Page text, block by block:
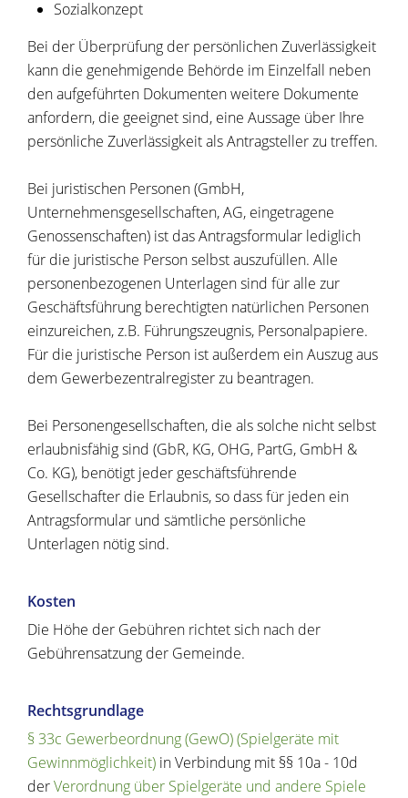
Sozialkonzept
Bei der Überprüfung der persönlichen Zuverlässigkeit
kann die genehmigende Behörde im Einzelfall neben
den aufgeführten Dokumenten weitere Dokumente
anfordern, die geeignet sind, eine Aussage über Ihre
persönliche Zuverlässigkeit als Antragsteller zu treffen.
Bei juristischen Personen (GmbH,
Unternehmensgesellschaften, AG, eingetragene
Genossenschaften) ist das Antragsformular lediglich
für die juristische Person selbst auszufüllen. Alle
personenbezogenen Unterlagen sind für alle zur
Geschäftsführung berechtigten natürlichen Personen
einzureichen, z.B. Führungszeugnis, Personalpapiere.
Für die juristische Person ist außerdem ein Auszug aus
dem Gewerbezentralregister zu beantragen.
Bei Personengesellschaften, die als solche nicht selbst
erlaubnisfähig sind (GbR, KG, OHG, PartG, GmbH &
Co. KG), benötigt jeder geschäftsführende
Gesellschafter die Erlaubnis, so dass für jeden ein
Antragsformular und sämtliche persönliche
Unterlagen nötig sind.
Kosten
Die Höhe der Gebühren richtet sich nach der
Gebührensatzung der Gemeinde.
Rechtsgrundlage
§ 33c Gewerbeordnung (GewO) (Spielgeräte mit
Gewinnmöglichkeit) in Verbindung mit §§ 10a - 10d
derVerordnung über Spielgeräte und andere Spiele